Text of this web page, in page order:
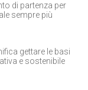
di partenza per
sempre più
gettare le basi
e sostenibile